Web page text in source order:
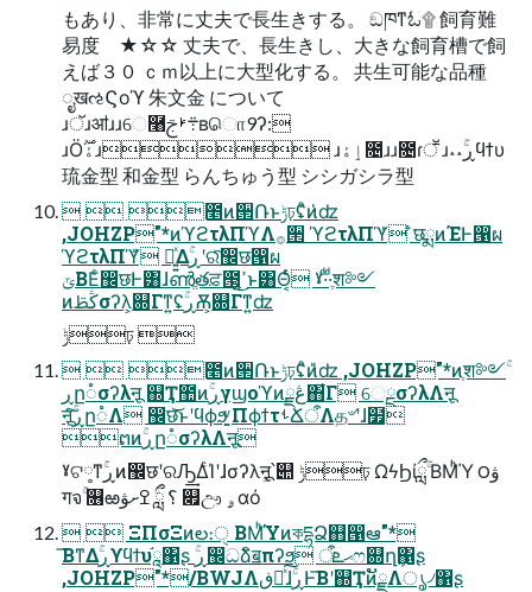
もあり、⾮常に丈夫で⻑⽣きする。 ඞཁͳಓ۩ 飼育難
易度 ★☆☆ 丈夫で、⻑⽣きし、⼤きな飼育槽で飼
えば３０ ｃｍ以上に⼤型化する。 共⽣可能な品種
ೖखઌϚοϓ 朱⽂⾦ について
ɹॅɹॴɹɹେ࿨܊ࢁࢢʙொ9ʔ:
ɹӦۀ࣌ؒɹ ɹٳۀ೔ɹɹ೔ɾॕ ɹ˔˔ۚڕϥϯυ
琉⾦型 和⾦型 らんちゅう型 シシガシラ型
  ೥ͷ੒Ռͱݱঢ়ʢͦͷ̍ʣ
,JOHZP"*ͷϓϩτλΠϓΛ࡞੒ ϓϩτλΠϓ̍ ̐छྨͷΈͰ൑ผ
ϓϩτλΠϓ̎ ಈ͍͍ͯΔۚڕʹରͯ͠඼छ൑ผ
ݶΒΕͨ඼छͰ͸ɺൺֱతਫ਼౓͕ߴ͍͜ͱ͸Θ͔ͬͨ ˠ·ͩ·ֶͩश༻
ͷڭࢣσʔλ͕଍Γͳ͍ʢۚڕѪ͕଍Γͳ͍ʣ
ݱঢ় 
  ೥ͷ੒Ռͱݱঢ়ʢͦͷ̎ʣ ,JOHZP"*ͷֶश༻ۚ
ڕը૾σʔλऩू ஍Ҭ಺ͷۚڕγϣοϓͷڠྗ΋͋Γ େྔσʔλΛऩू
ऩूͨۚ͠ڕը૾Λ ඼छ͝ͱʹϥϕϧ͚ͮ ΠϕϯτࢀՃऀΛத৺ʹɺ໿
ຕͷۚڕը૾σʔλΛऩू
ˠଟ༷ͳۚڕͷ඼छʹରԠ͢ΔͨΊʹɺσʔλऩू͕՝୊ ݱঢ় ΩϟϦίླྀۚ ΒΜͪΎ͏ ౦ۋ
गจۚ ௖ఱ؟ ླྀۚ ߐށۋ ௏ඌ ۄαό
  ΞΠσΞͷల։ੑ ΒΜͪΎ͏ͷকདྷՁ஋൑ఆ"*
͞ΒͳΔۚڕϒϥϯυཱ֬΁ʂ ۚڕ඼ධձิॿπʔϧ ޙܧऀෆ଍ղܾ΁ʂ
,JOHZP"*/BWJΛڧԽͯ͠ɺۚڕͰ͞Βʹ஍ҬͷັྗΛൃ৴΁ʂ